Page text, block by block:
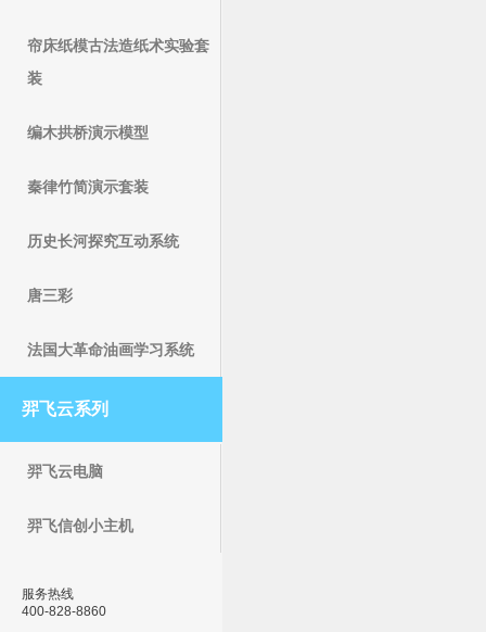
帘床纸模古法造纸术实验套
装
编木拱桥演示模型
秦律竹简演示套装
历史长河探究互动系统
唐三彩
法国大革命油画学习系统
羿飞云系列
羿飞云电脑
羿飞信创小主机
服务热线
400-828-8860